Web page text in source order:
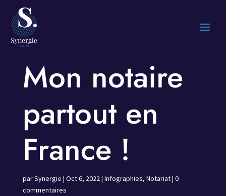
Mon notaire
partout en
France !
parSynergie | Oct 6, 2022| Infographies, Notariat| 0
commentaires